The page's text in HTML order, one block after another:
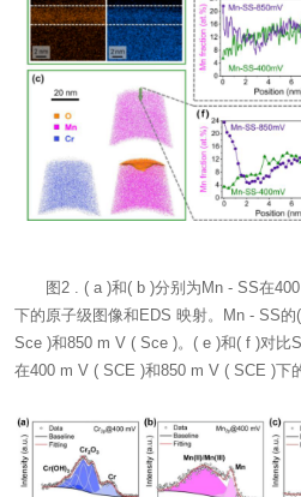
图2 . ( a )和( b )分别为Mn - SS在400
下的原子级图像和EDS 映射。Mn - SS
Sce )和850 m V ( Sce )。( e )和( f )对比
在400 m V ( SCE )和850 m V ( SCE )下